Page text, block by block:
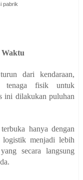
pabrik
Waktu
dari kendaraan,
tenaga fisik untuk
ini dilakukan puluhan
hanya dengan
logistik menjadi lebih
secara langsung